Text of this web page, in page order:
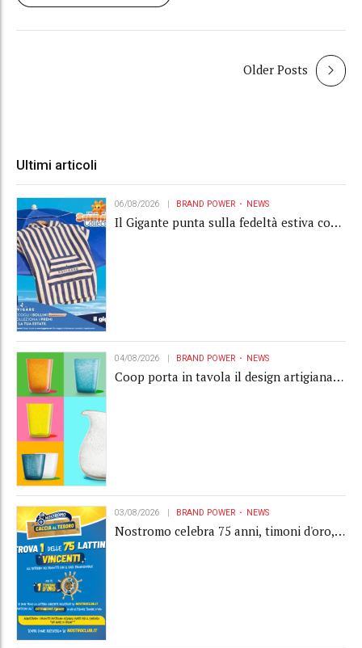
Older Posts
Ultimi articoli
06/08/2026 BRAND POWER NEWS
Il Gigante punta sulla fedeltà estiva con
04/08/2026 BRAND POWER NEWS
Coop porta in tavola il design artigianale
03/08/2026 BRAND POWER NEWS
Nostromo celebra 75 anni, timoni d'oro,